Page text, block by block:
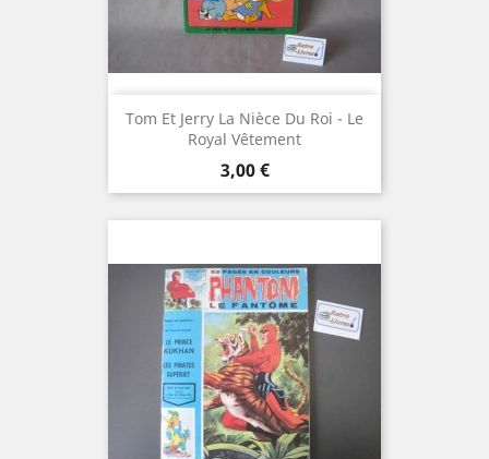
Tom Et Jerry La Nièce Du Roi - Le
Royal Vêtement
Prix
3,00 €